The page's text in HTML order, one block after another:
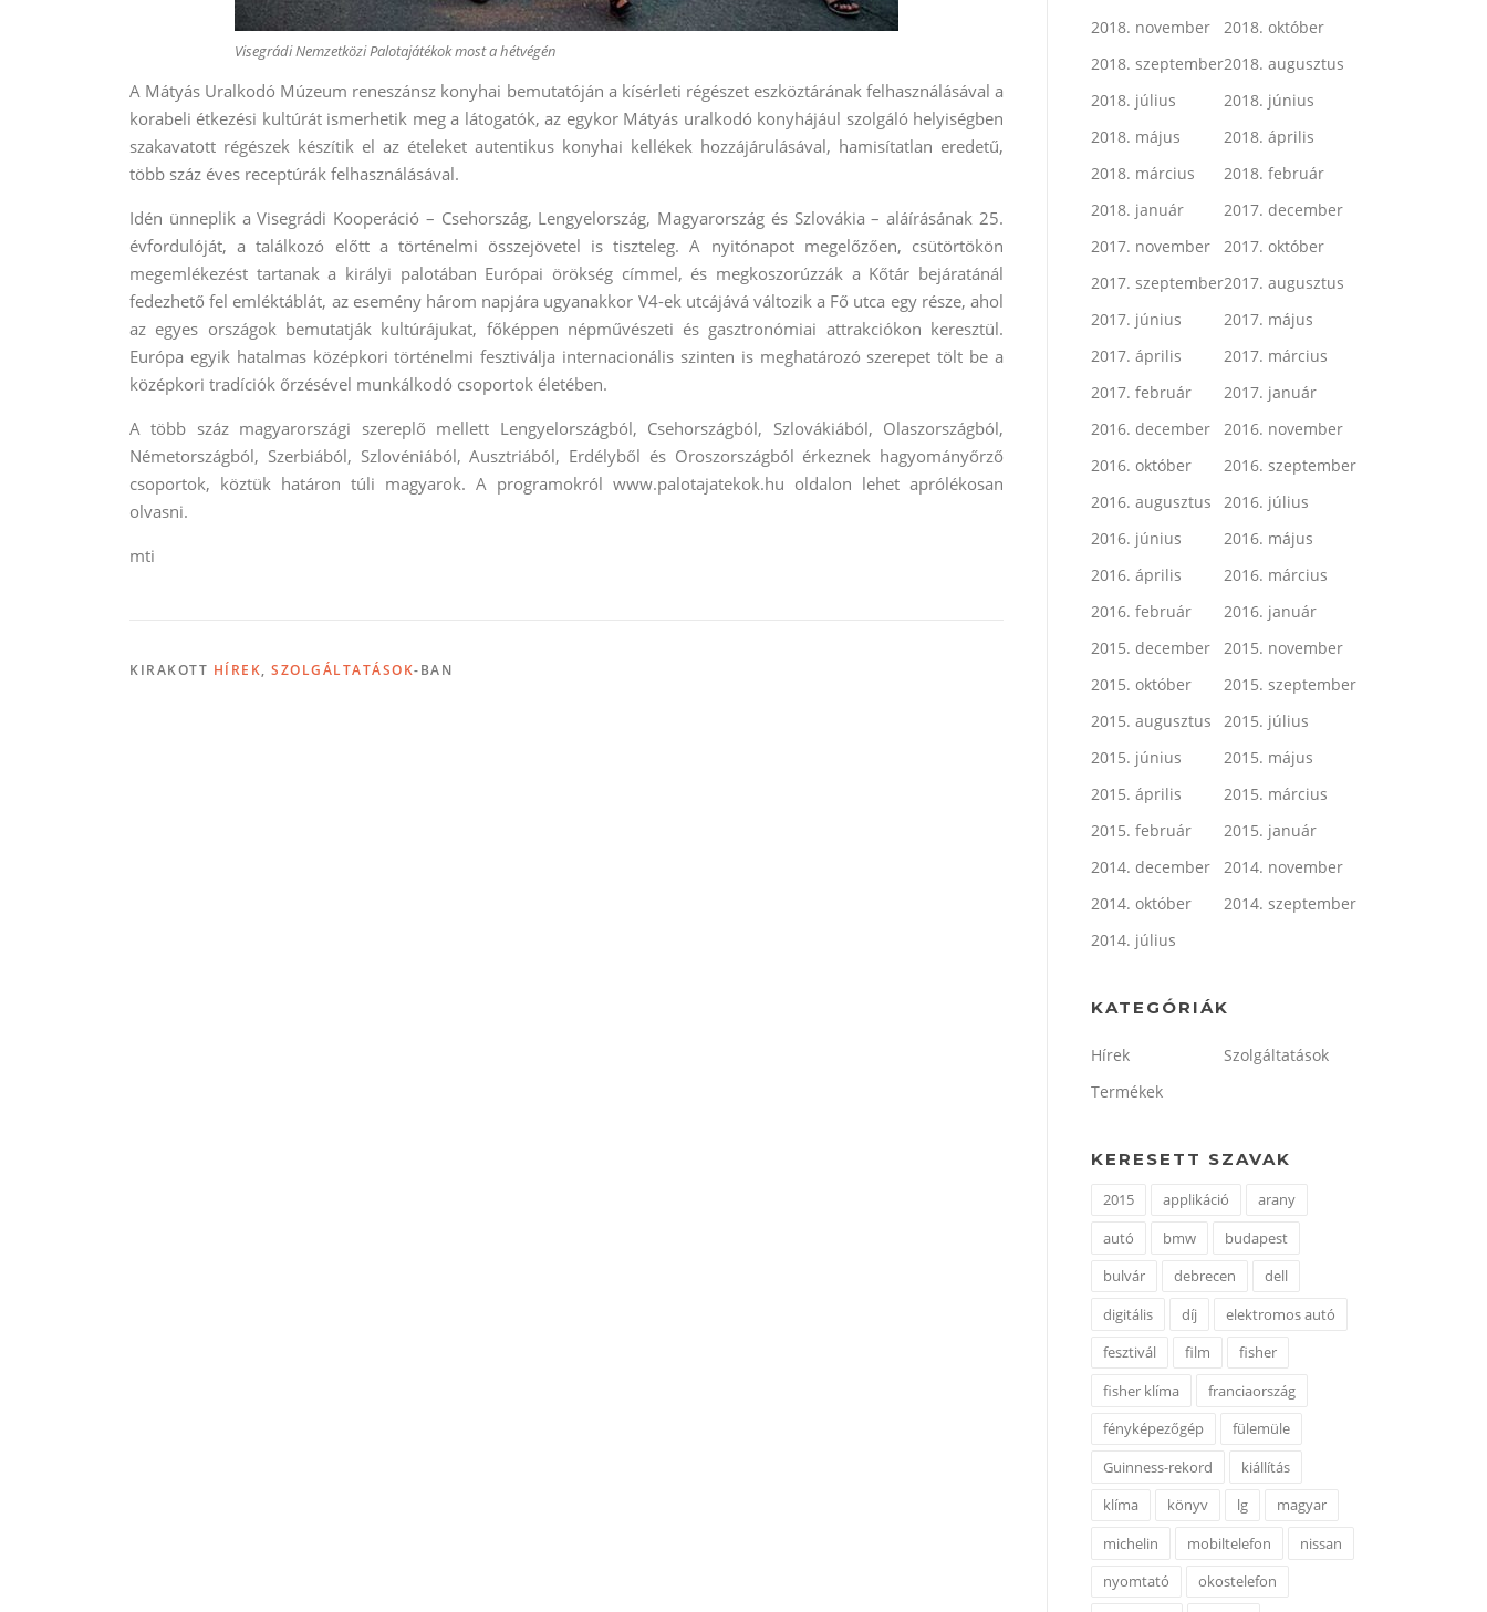
Visegrádi Nemzetközi Palotajátékok most a hétvégén
A Mátyás Uralkodó Múzeum reneszánsz konyhai bemutatóján a kísérleti régészet eszköztárának felhasználásával a
korabeli étkezési kultúrát ismerhetik meg a látogatók, az egykor Mátyás uralkodó konyhájául szolgáló helyiségben
szakavatott régészek készítik el az ételeket autentikus konyhai kellékek hozzájárulásával, hamisítatlan eredetű,
több száz éves receptúrák felhasználásával.
Idén ünneplik a Visegrádi Kooperáció – Csehország, Lengyelország, Magyarország és Szlovákia – aláírásának 25.
évfordulóját, a találkozó előtt a történelmi összejövetel is tiszteleg. A nyitónapot megelőzően, csütörtökön
megemlékezést tartanak a királyi palotában Európai örökség címmel, és megkoszorúzzák a Kőtár bejáratánál
fedezhető fel emléktáblát, az esemény három napjára ugyanakkor V4-ek utcájává változik a Fő utca egy része, ahol
az egyes országok bemutatják kultúrájukat, főképpen népművészeti és gasztronómiai attrakciókon keresztül.
Európa egyik hatalmas középkori történelmi fesztiválja internacionális szinten is meghatározó szerepet tölt be a
középkori tradíciók őrzésével munkálkodó csoportok életében.
A több száz magyarországi szereplő mellett Lengyelországból, Csehországból, Szlovákiából, Olaszországból,
Németországból, Szerbiából, Szlovéniából, Ausztriából, Erdélyből és Oroszországból érkeznek hagyományőrző
csoportok, köztük határon túli magyarok. A programokról www.palotajatekok.hu oldalon lehet aprólékosan
olvasni.
mti
KIRAKOTT HÍREK, SZOLGÁLTATÁSOK-BAN
2018. november
2018. október
2018. szeptember2018. augusztus
2018. július
2018. június
2018. május
2018. április
2018. március
2018. február
2018. január
2017. december
2017. november
2017. október
2017. szeptember2017. augusztus
2017. június
2017. május
2017. április
2017. március
2017. február
2017. január
2016. december
2016. november
2016. október
2016. szeptember
2016. augusztus
2016. július
2016. június
2016. május
2016. április
2016. március
2016. február
2016. január
2015. december
2015. november
2015. október
2015. szeptember
2015. augusztus
2015. július
2015. június
2015. május
2015. április
2015. március
2015. február
2015. január
2014. december
2014. november
2014. október
2014. szeptember
2014. július
KATEGÓRIÁK
Hírek
Szolgáltatások
Termékek
KERESETT SZAVAK
2015 applikáció
arany
autó
bmw
budapest
bulvár
debrecen
dell
digitális
díj
elektromos autó
fesztivál
film
fisher
fisher klíma
franciaország
fényképezőgép
fülemüle
Guinness-rekord
kiállítás
klíma
könyv lg
magyar
michelin
mobiltelefon
nissan
nyomtató
okostelefon